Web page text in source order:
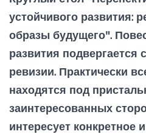
устойчивого развития:
образы будущего".
развития подвергается
ревизии. Практически
находятся под
заинтересованных
интересует конкретное